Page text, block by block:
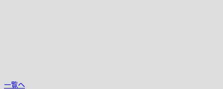
一覧へ